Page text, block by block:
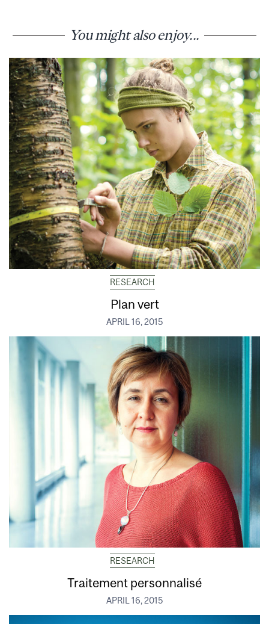
You might also enjoy...
RESEARCH
Plan vert
APRIL 16, 2015
RESEARCH
Traitement personnalisé
APRIL 16, 2015